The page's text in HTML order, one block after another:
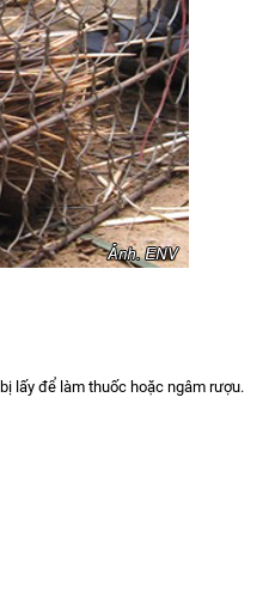
lấy để làm thuốc hoặc ngâm rượu.